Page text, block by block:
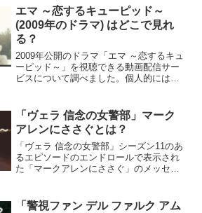
エマ ～恋するキューピッド～
(2009年のドラマ) はどこで見れ
る？
2009年公開のドラマ「エマ ～恋するキュ
ーピッド～」を視聴できる動画配信サー
ビスについて調べました。個人的には
楽しむことができました。
「ヴェラ 信念の女警部」マーク
アレンにささぐとは？
「ヴェラ 信念の女警部」シーズン11のあ
るエピソードのエンドロールで表示され
た「マークアレンにささぐ」のメッセー
「警視ファン デル ファルク アム